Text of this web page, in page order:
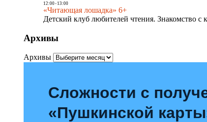
12:00- 13:00
«Читающая лошадка» 6+
Детский клуб любителей чтения. Знакомство
Архивы
Архивы
Сложности с
«Пушкинской